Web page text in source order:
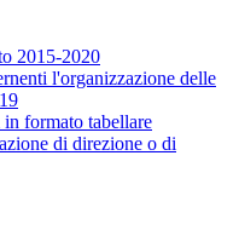
2015-2020
l'organizzazione delle
formato tabellare
di direzione o di